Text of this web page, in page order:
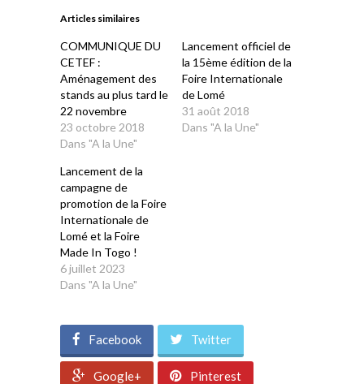
nouvellenouvelle
Articles similaires
COMMUNIQUE DU
CETEF :
Aménagement des
stands au plus tard le
22 novembre
23 octobre 2018
Dans "A la Une"
Lancement officiel de
la 15ème édition de la
Foire Internationale
de Lomé
31 août 2018
Dans "A la Une"
Lancement de la
campagne de
promotion de la Foire
Internationale de
Lomé et la Foire
Made In Togo !
6 juillet 2023
Dans "A la Une"
Facebook Twitter
Google+ Pinterest